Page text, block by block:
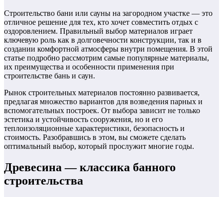
Строительство бани или сауны на загородном участке — это
отличное решение для тех, кто хочет совместить отдых с
оздоровлением. Правильный выбор материалов играет
ключевую роль как в долговечности конструкции, так и в
создании комфортной атмосферы внутри помещения. В этой
статье подробно рассмотрим самые популярные материалы,
их преимущества и особенности применения при
строительстве бань и саун.
Рынок строительных материалов постоянно развивается,
предлагая множество вариантов для возведения парных и
вспомогательных построек. От выбора зависит не только
эстетика и устойчивость сооружения, но и его
теплоизоляционные характеристики, безопасность и
стоимость. Разобравшись в этом, вы сможете сделать
оптимальный выбор, который прослужит многие годы.
Древесина — классика банного
строительства